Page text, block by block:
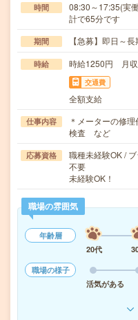
時間
08:30～17:35(実
計で65分です
期間 【急募】即日～
時給 時給1250円 月
交通費
全額支給
仕事内容
＊メーターの修
検査 など
応募資格
職種未経験OK /
不要
未経験OK！
職場の雰囲気
年齢層
20代
職場の様子
活気がある